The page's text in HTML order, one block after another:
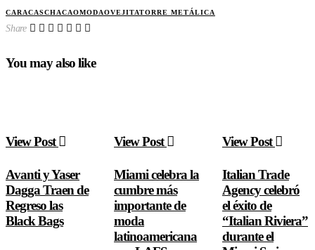
CARACASCHACAOMODAOVEJITATORRE METÁLICA
Share
You may also like
View Post
Avanti y Yaser
Dagga Traen de
Regreso las
Black Bags
View Post
Miami celebra la
cumbre más
importante de
moda
latinoamericana
View Post
Italian Trade
Agency celebró
el éxito de
“Italian Riviera”
durante el